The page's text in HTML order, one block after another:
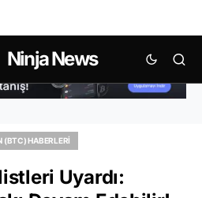
Ninja News
(BTC) HABERLERI
Uyardı: